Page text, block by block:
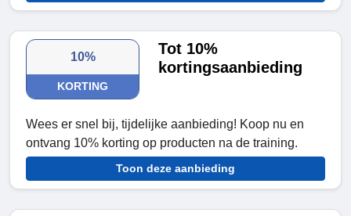
10%
KORTING
Tot 10%
kortingsaanbieding
Wees er snel bij, tijdelijke aanbieding! Koop nu en
ontvang 10% korting op producten na de training.
Toon deze aanbieding